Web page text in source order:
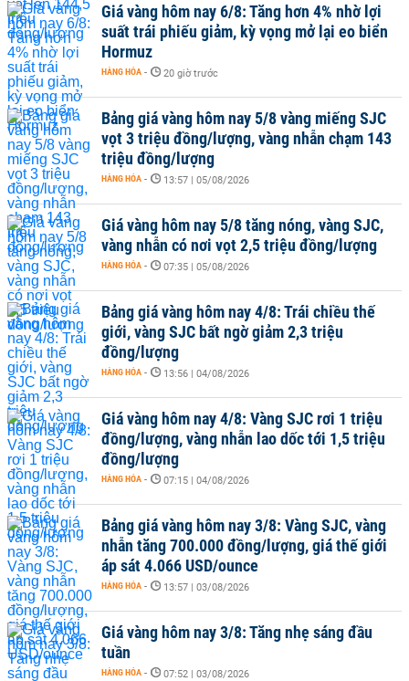
Giá vàng hôm nay 6/8: Tăng hơn 4% nhờ lợi
suất trái phiếu giảm, kỳ vọng mở lại eo biển
Hormuz
HÀNG HÓA - 20 giờ trước
Bảng giá vàng hôm nay 5/8 vàng miếng SJC
vọt 3 triệu đồng/lượng, vàng nhẫn chạm 143
triệu đồng/lượng
HÀNG HÓA - 13:57 | 05/08/2026
Giá vàng hôm nay 5/8 tăng nóng, vàng SJC,
vàng nhẫn có nơi vọt 2,5 triệu đồng/lượng
HÀNG HÓA - 07:35 | 05/08/2026
Bảng giá vàng hôm nay 4/8: Trái chiều thế
giới, vàng SJC bất ngờ giảm 2,3 triệu
đồng/lượng
HÀNG HÓA - 13:56 | 04/08/2026
Giá vàng hôm nay 4/8: Vàng SJC rơi 1 triệu
đồng/lượng, vàng nhẫn lao dốc tới 1,5 triệu
đồng/lượng
HÀNG HÓA - 07:15 | 04/08/2026
Bảng giá vàng hôm nay 3/8: Vàng SJC, vàng
nhẫn tăng 700.000 đồng/lượng, giá thế giới
áp sát 4.066 USD/ounce
HÀNG HÓA - 13:57 | 03/08/2026
Giá vàng hôm nay 3/8: Tăng nhẹ sáng đầu
tuần
HÀNG HÓA - 07:52 | 03/08/2026